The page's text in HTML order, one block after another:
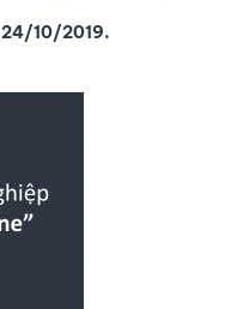
24/10/2019.